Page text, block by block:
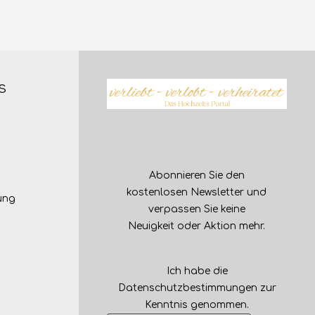
Abonnieren Sie den
kostenlosen Newsletter und
verpassen Sie keine
Neuigkeit oder Aktion mehr.
Ich habe die
Datenschutzbestimmungen zur
Kenntnis genommen.